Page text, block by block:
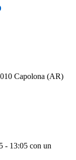
Capolona (AR)
- 13:05 con un